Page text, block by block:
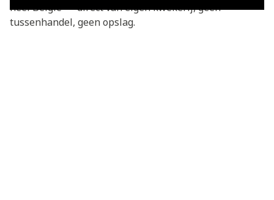
heel België — direct van eigen kwekerij, geen
tussenhandel, geen opslag.